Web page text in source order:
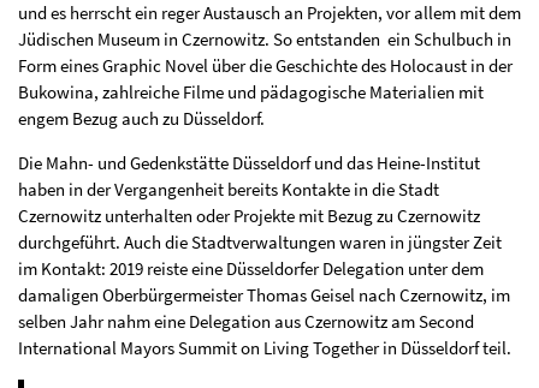
und es herrscht ein reger Austausch an Projekten, vor allem mit dem
Jüdischen Museum in Czernowitz. So entstanden ein Schulbuch in
Form eines Graphic Novel über die Geschichte des Holocaust in der
Bukowina, zahlreiche Filme und pädagogische Materialien mit
engem Bezug auch zu Düsseldorf.
Die Mahn- und Gedenkstätte Düsseldorf und das Heine-Institut
haben in der Vergangenheit bereits Kontakte in die Stadt
Czernowitz unterhalten oder Projekte mit Bezug zu Czernowitz
durchgeführt. Auch die Stadtverwaltungen waren in jüngster Zeit
im Kontakt: 2019 reiste eine Düsseldorfer Delegation unter dem
damaligen Oberbürgermeister Thomas Geisel nach Czernowitz, im
selben Jahr nahm eine Delegation aus Czernowitz am Second
International Mayors Summit on Living Together in Düsseldorf teil.